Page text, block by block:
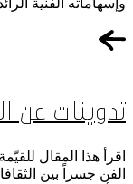
تدوينات عن
اقرأ هذا المقال
الفن جسراً بين